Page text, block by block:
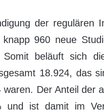
der regulären
960 neue
beläuft sich
18.924, das
Der Anteil der
und ist damit im